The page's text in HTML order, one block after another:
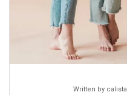
Written by calista